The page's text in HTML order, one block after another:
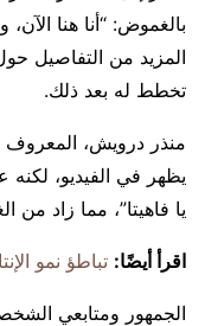
بالغموض: “أنا هنا
المزيد من التفاصيل
تخطط له بعد ذلك.
منذر درويش، المعروف
يظهر في الفيديو، لكنه
يا فاهيتا”، مما زاد
اقرأ أيضًا: تباطؤ نمو
الجمهور ومتابعي